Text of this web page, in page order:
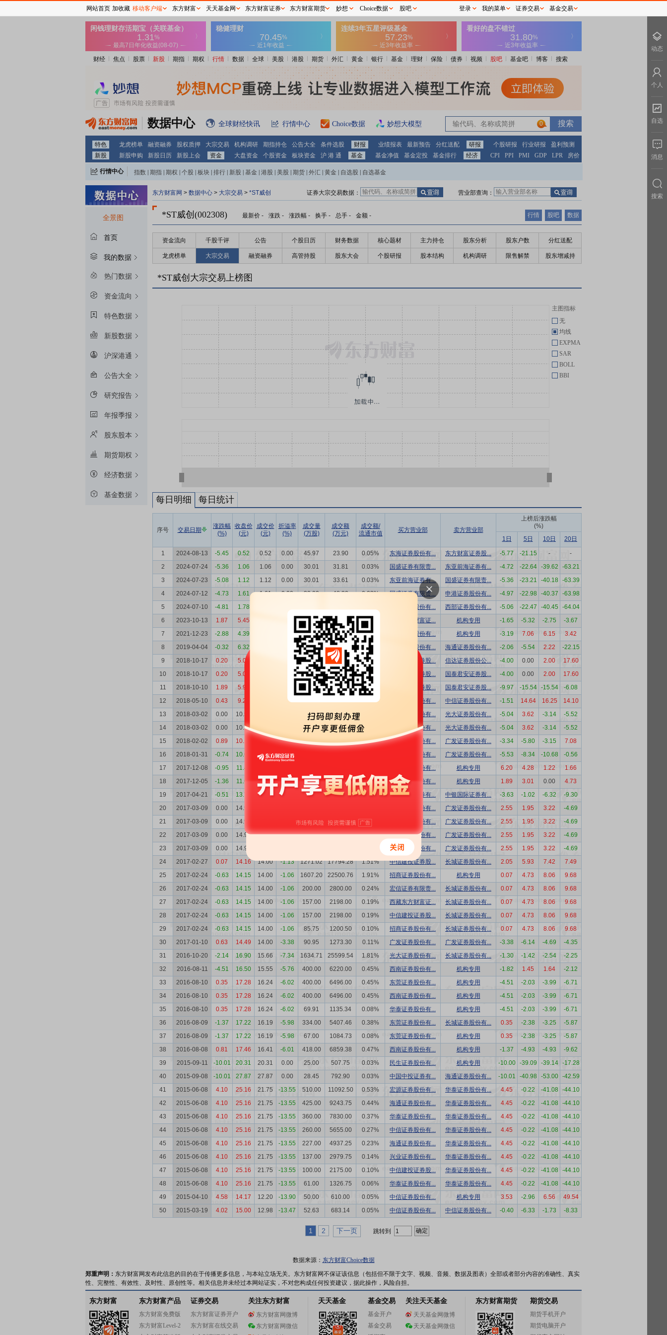
财经 焦点 股票 新股 期指 期权 行情 数据 全球 美股 港股 期货 外汇 黄金 银行 基金 理财 保险 债券 视频 股吧 基金吧 博客 搜索
数据中心 全球财经快讯 行情中心 Choice数据 妙想大模型 0
特色 龙虎榜单 融资融券 股权质押 大宗交易 机构调研 期指持仓 公告大全 条件选股 财报 业绩报表 最新预告 分红送配 研报 个股研报 行业研报
盈利预测
新股
新股申购 新股日历 新股上会 资金 大盘资金 个股资金 板块资金 沪 港 通 基金 基金净值 基金定投 基金排行 经济 CPI PPI PMI GDP LPR 房价
行情中心 指数 期指 期权 个股 板块 排行 新股 基金 港股 美股 期货 外汇 黄金 自选股 自选基金
全景图
首页
我的数据
热门数据
资金流向
特色数据
新股数据
沪深港通
公告大全
研究报告
年报季报
股东股本
期货期权
经济数据
基金数据
东方财富网 > 数据中心 > 大宗交易 > *ST威创 营业部查询：
证券大宗交易数据：
*ST威创(002308) 最新价 - 涨跌 - 涨跌幅 - 换手 - 总手 - 金额 - 行情 股吧 数据
资金流向 千股千评 公告 个股日历 财务数据 核心题材 主力持仓 股东分析 股东户数 分红送配
龙虎榜单 大宗交易 融资融券 高管持股 股东大会 个股研报 股本结构 机构调研 限售解禁 股东增减持
*ST威创大宗交易上榜图
主图指标
无
均线
EXPMA
SAR
BOLL
BBI
每日明细 每日统计
序号 交易日期
涨跌幅
(%)
收盘价
(元)
成交价
(元)
折溢率
(%)
成交量
(万股)
成交额
(万元)
成交额/
流通市值
买方营业部 卖方营业部
上榜后涨跌幅
(%)
1日
5日 10日 20日
1 2024-08-13 -5.45 0.52 0.52 0.00 45.97 23.90 0.05% 东海证券股份有... 东方财富证券股... -5.77 -21.15 -
-
2
2024-07-24 -5.36 1.06 1.06 0.00 30.01 31.81 0.03% 国盛证券有限责... 东亚前海证券有... -4.72 -22.64 -39.62
-63.21
3
2024-07-23 -5.08 1.12 1.12 0.00 30.01 33.61 0.03% 东亚前海证券有... 国盛证券有限责... -5.36 -23.21 -40.18
-63.39
4
2024-07-12 -4.73 1.61 1.61 0.00 30.00 48.30 0.03% 国盛证券有限责... 申港证券股份有... -4.97 -22.98 -40.37
-63.98
5
2024-07-10 -4.81 1.78 申港证券股份有... 西部证券股份有... -5.06 -22.47 -40.45
-64.04
6
2023-10-13 1.87 5.45 36.90 201.11 0.04% 中国中金财富证... 机构专用 -1.65 -5.32 -2.75
-3.67
7
2021-12-23 -2.88 4.39 735.29 3227.94 0.81% 中信证券股份有... 机构专用 -3.19 7.06 6.15
3.42
8
2019-04-04 -0.32 6.32 52.71 333.68 0.06% 中信证券股份有... 海通证券股份有... -2.06 -5.54 2.22
-22.15
9
2018-10-17 0.20 5.00 -6.00 800.00 3760.00 0.90% 第一创业证券股... 信达证券股份公... -4.00 0.00 2.00
17.60
10
2018-10-17 0.20 5.00 -6.00 220.00 1034.00 0.25% 第一创业证券股... 国泰君安证券股... -4.00 0.00 2.00
17.60
11
2018-10-10 1.89 5.92 800.00 4448.00 0.90% 第一创业证券股... 国泰君安证券股... -9.97 -15.54 -15.54
-6.08
12
2018-05-10 0.43 9.29 0.00 52.72 489.80 0.06% 海通证券股份有... 中信证券股份有... -1.51 14.64 16.25
14.10
13
2018-03-02 0.00 10.51 834.71 8347.09 华泰证券股份有... 光大证券股份有... -5.04 3.62 -3.14
-5.52
14
2018-03-02 0.00 10.51 800.00 8000.00 0.91% 中信证券股份有... 光大证券股份有... -5.04 3.62 -3.14
-5.52
15
2018-02-02 0.89 10.17 9.92 -2.46 200.00 1984.00 0.23% 华泰证券股份有... 广发证券股份有... -3.34 -5.80 -3.15
7.08
16
2018-01-31 -0.74 10.67 10.35 -3.00 华泰证券股份有... 广发证券股份有... -5.53 -8.34 -10.68
-0.56
17
2017-12-08 -0.95 11.46 广发证券股份有... 机构专用 6.20 4.28 1.22
1.66
18
2017-12-05 -1.36 11.64 11.29 -3.01 20.00 225.80 0.02% 广发证券股份有... 机构专用 1.89 3.01 0.00
4.73
19
2017-04-21 -0.51 13.76 12.46 -9.45 138.87 1730.32 0.15% 中银国际证券有... 中银国际证券有... -3.63 -1.02 -6.32
-9.30
20
2017-03-09 0.00 14.91 广发证券股份有... 广发证券股份有... 2.55 1.95 3.22
-4.69
21
2017-03-09 0.00 14.91 630.00 8454.60 0.68% 广发证券股份有... 广发证券股份有... 2.55 1.95 3.22
-4.69
22
2017-03-09 0.00 14.91 13.42 -9.99 620.00 8320.40 0.67% 广发证券股份有... 广发证券股份有... 2.55 1.95 3.22
-4.69
23
2017-03-09 0.00 14.91 广发证券股份有... 广发证券股份有... 2.55 1.95 3.22
-4.69
24
2017-02-27 0.07 14.16 14.00 -1.13 1271.02 17794.28 1.51% 中信建投证券股... 长城证券股份有... 2.05 5.93 7.42
7.49
25
2017-02-24 -0.63 14.15 14.00 -1.06 1607.20 22500.76 1.91% 招商证券股份有... 机构专用 0.07 4.73 8.06
9.68
26
2017-02-24 -0.63 14.15 14.00 -1.06 200.00 2800.00 0.24% 宏信证券有限责... 长城证券股份有... 0.07 4.73 8.06
9.68
27
2017-02-24 -0.63 14.15 14.00 -1.06 157.00 2198.00 0.19% 西藏东方财富证... 长城证券股份有... 0.07 4.73 8.06
9.68
28
2017-02-24 -0.63 14.15 14.00 -1.06 157.00 2198.00 0.19% 中信建投证券股... 长城证券股份有... 0.07 4.73 8.06
9.68
29
2017-02-24 -0.63 14.15 14.00 -1.06 85.75 1200.50 0.10% 招商证券股份有... 长城证券股份有... 0.07 4.73 8.06
9.68
30
2017-01-10 0.63 14.49 14.00 -3.38 90.95 1273.30 0.11% 广发证券股份有... 广发证券股份有... -3.38 -6.14 -4.69
-4.35
31
2016-10-20 -2.14 16.90 15.66 -7.34 1634.71 25599.54 1.81% 光大证券股份有... 长城证券股份有... -1.30 -1.42 -2.54
-2.25
32
2016-08-11 -4.51 16.50 15.55 -5.76 400.00 6220.00 0.45% 西南证券股份有... 机构专用 -1.82 1.45 1.64
-2.12
33
2016-08-10 0.35 17.28 16.24 -6.02 400.00 6496.00 0.45% 东莞证券股份有... 机构专用 -4.51 -2.03 -3.99
-6.71
34
2016-08-10 0.35 17.28 16.24 -6.02 400.00 6496.00 0.45% 西南证券股份有... 机构专用 -4.51 -2.03 -3.99
-6.71
35
2016-08-10 0.35 17.28 16.24 -6.02 69.91 1135.34 0.08% 华泰证券股份有... 机构专用 -4.51 -2.03 -3.99
-6.71
36
2016-08-09 -1.37 17.22 16.19 -5.98 334.00 5407.46 0.38% 东莞证券股份有... 长城证券股份有... 0.35 -2.38 -3.25
-5.87
37
2016-08-09 -1.37 17.22 16.19 -5.98 67.00 1084.73 0.08% 东莞证券股份有... 机构专用 0.35 -2.38 -3.25
-5.87
38
2016-08-08 0.81 17.46 16.41 -6.01 418.00 6859.38 0.47% 西南证券股份有... 机构专用 -1.37 -4.93 -4.93
-9.62
39
2015-09-11 -10.01 20.31 20.31 0.00 25.00 507.75 0.03% 民生证券股份有... 机构专用 -10.00 -39.09 -39.14
-17.28
40
2015-09-08 -10.01 27.87 27.87 0.00 28.45 792.90 0.03% 中国中投证券有... 海通证券股份有... -10.01 -40.98 -53.00
-42.59
41
2015-06-08 4.10 25.16 21.75 -13.55 510.00 11092.50 0.53% 宏源证券股份有... 华泰证券股份有... 4.45 -0.22 -41.08
-44.10
42
2015-06-08 4.10 25.16 21.75 -13.55 425.00 9243.75 0.44% 海通证券股份有... 华泰证券股份有... 4.45 -0.22 -41.08
-44.10
43
2015-06-08 4.10 25.16 21.75 -13.55 360.00 7830.00 0.37% 华泰证券股份有... 华泰证券股份有... 4.45 -0.22 -41.08
-44.10
44
2015-06-08 4.10 25.16 21.75 -13.55 260.00 5655.00 0.27% 中信证券股份有... 华泰证券股份有... 4.45 -0.22 -41.08
-44.10
45
2015-06-08 4.10 25.16 21.75 -13.55 227.00 4937.25 0.23% 海通证券股份有... 华泰证券股份有... 4.45 -0.22 -41.08
-44.10
46
2015-06-08 4.10 25.16 21.75 -13.55 137.00 2979.75 0.14% 兴业证券股份有... 华泰证券股份有... 4.45 -0.22 -41.08
-44.10
47
2015-06-08 4.10 25.16 21.75 -13.55 100.00 2175.00 0.10% 中信建投证券股... 华泰证券股份有... 4.45 -0.22 -41.08
-44.10
48
2015-06-08 4.10 25.16 21.75 -13.55 61.00 1326.75 0.06% 华泰证券股份有... 华泰证券股份有... 4.45 -0.22 -41.08
-44.10
49
2015-04-10 4.58 14.17 12.20 -13.90 50.00 610.00 0.05% 中信证券股份有... 机构专用 3.53 -2.96 6.56
49.54
50
2015-03-19 4.02 15.00 12.98 -13.47 52.63 683.14 0.05% 中信证券股份有... 中信证券股份有... -0.40 -6.33 -1.73 -8.33
1 2 下一页 跳转到
数据来源： 东方财富Choice数据
郑重声明： 东方财富网发布此信息的目的在于传播更多信息，与本站立场无关。东方财富网不保证该信息（包括但不限于文字、视频、音频、数据及图表）全部或者部分内容的准确性、真实
性、完整性、有效性、及时性、原创性等。相关信息并未经过本网站证实，不对您构成任何投资建议，据此操作，风险自担。
东方财富 东方财富产品
东方财富免费版
东方财富Level-2
证券交易
东方财富证券开户
东方财富在线交易
关注东方财富
东方财富网微博
东方财富网微信
天天基金 基金交易
基金开户
基金交易
关注天天基金
天天基金网微博
天天基金网微信
东方财富期货 期货交易
期货手机开户
期货电脑开户
网站首页 加收藏 移动客户端 东方财富 天天基金网 东方财富证券 东方财富期货 妙想 Choice数据 股吧 登录 我的菜单 证券交易 基金交易
动态
个人
自选
消息
搜索